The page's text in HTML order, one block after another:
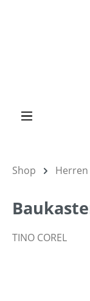
Zum Hauptinhalt
Shop Herren
TINO COREL